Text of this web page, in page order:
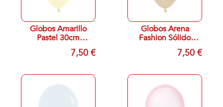
Globos Amarillo
Pastel 30cm
Sempertex R12-
620 (50)7,50 €
Globos Arena
Fashion Sólido
30cm Sempertex
R12-071 (507,50 €